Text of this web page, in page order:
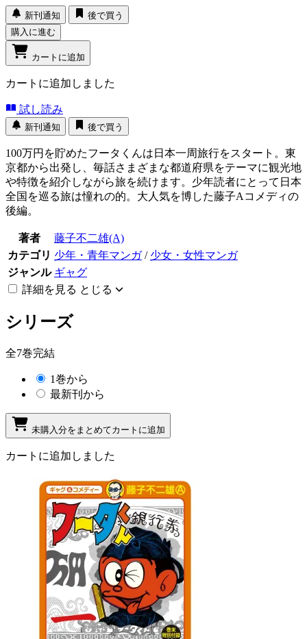
新刊通知
後で買う
購入に進む
カートに追加
カートに追加しました
試し読み
新刊通知 後で買う
100万円を貯めたフータくんは日本一周旅行をスタート。東
京都から出発し、毎話さまざまな都道府県をテーマに観光地
や特徴を紹介しながら旅を続けます。少年読者にとって日本
全国を巡る旅は憧れの的。大人気を博した藤子Aコメディの
後編。
著者
藤子不二雄(A)
カテゴリ 少年・青年マンガ/ 少女・女性マンガ
ジャンル ギャグ
詳細を見る とじる
シリーズ
全7巻完結
1巻から
最新刊から
未購入分をまとめてカートに追加
カートに追加しました